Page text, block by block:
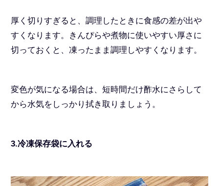
厚く切りすぎると、調理したときに食感の差が出や
すくなります。きんぴらや煮物に使いやすい厚さに
切っておくと、凍ったまま調理しやすくなります。
変色が気になる場合は、短時間だけ酢水にさらして
から水気をしっかり拭き取りましょう。
3.冷凍保存袋に入れる